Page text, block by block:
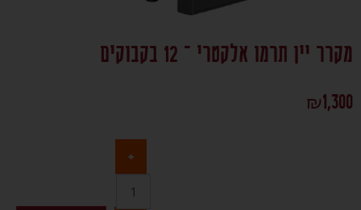
מקרר יין תרמו אלקטרי – 12 בקבוקים
₪1,300
+